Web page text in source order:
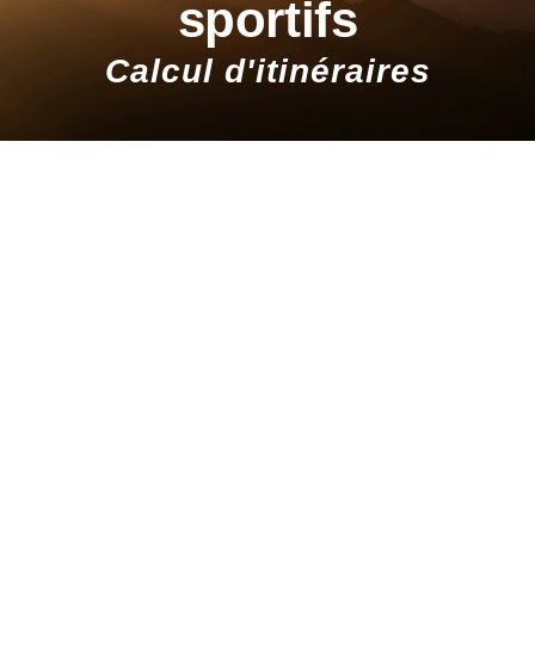
sportifs
Calcul d'itinéraires